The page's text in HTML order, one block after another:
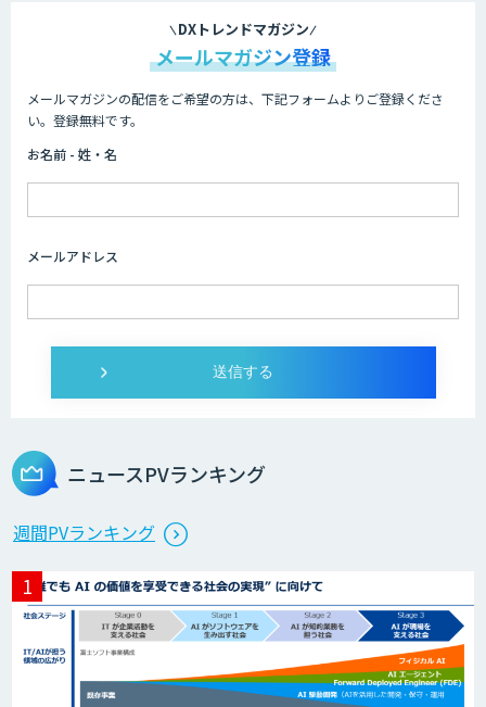
DXトレンドマガジン
メールマガジン登録
メールマガジンの配信をご希望の方は、下記フォームよりご登録くださ
い。登録無料です。
お名前 - 姓・名
メールアドレス
ニュースPVランキング
週間PVランキング